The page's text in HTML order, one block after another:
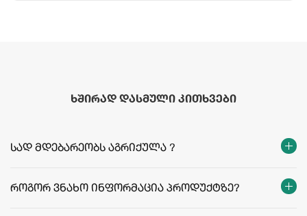
ხშირად დასმული კითხვები
სად მდებარეობს აგრიქულა ?
როგორ ვნახო ინფორმაცია პროდუქტზე?